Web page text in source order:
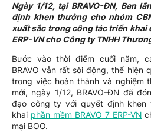
Ngày 1/12, tại BRAVO-ĐN, Ban
định khen thưởng cho nhóm
xuất sắc trong công tác triển khai
ERP-VN cho Công ty TNHH
Bước vào thời điểm cuối năm,
BRAVO vẫn rất sôi động, thể hiện
trong việc hoàn thành và nghiệm
mới, ngày 1/12, BRAVO-ĐN đã
đạo công ty với quyết định khen
khai phần mềm BRAVO 7 ERP-VN
mại BOO.